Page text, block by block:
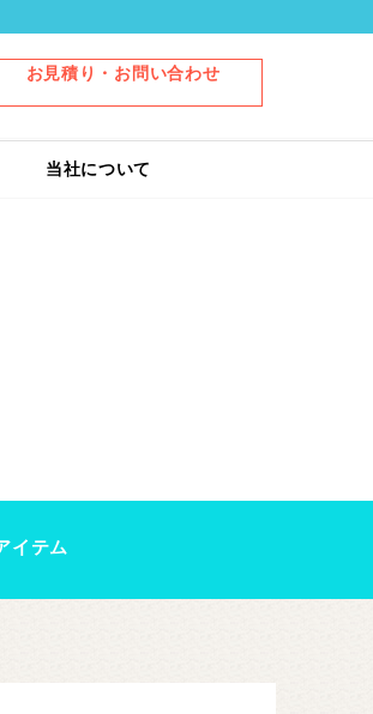
お見積り・お問い合わせ
当社について
イテム